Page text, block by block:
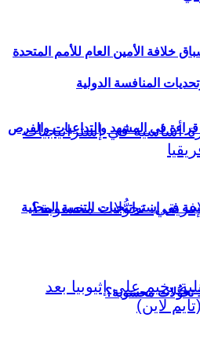
قراءة في المشهد والتداعيات والفرص
تحوُّلات محسوبة؟
خلافة الأمين العام للأمم المتحدة
المنافسة الدولية
في إستراتيجيات التنمية المحلية